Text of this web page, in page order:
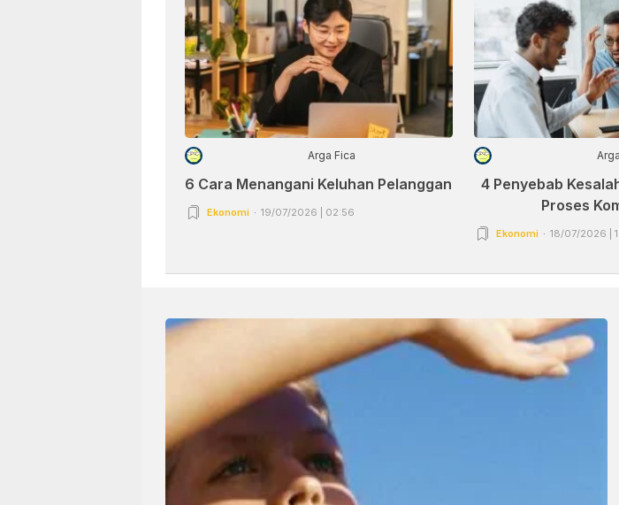
Arga Fica
6 Cara Menangani Keluhan Pelanggan
Ekonomi 19/07/2026 | 02:56
4 Penyebab
Proses
Ekonomi 18/07/2026 |